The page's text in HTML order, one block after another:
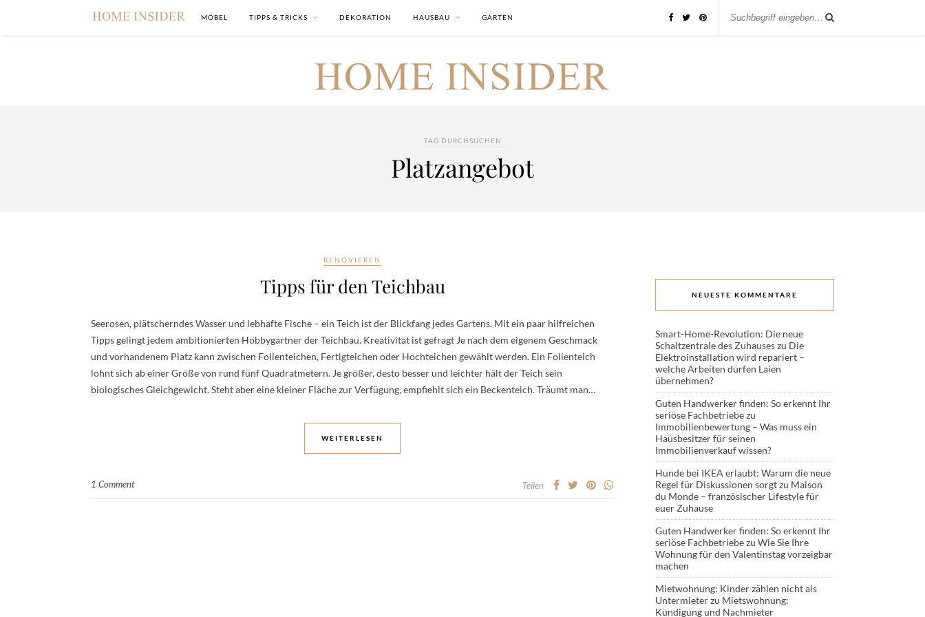
MÖBEL TIPPS & TRICKS DEKORATION HAUSBAU GARTEN
TAG DURCHSUCHEN
Platzangebot
RENOVIEREN
Tipps für den Teichbau
Seerosen, plätscherndes Wasser und lebhafte Fische – ein Teich ist der Blickfang jedes Gartens. Mit ein paar hilfreichen
Tipps gelingt jedem ambitionierten Hobbygärtner der Teichbau. Kreativität ist gefragt Je nach dem eigenem Geschmack
und vorhandenem Platz kann zwischen Folienteichen, Fertigteichen oder Hochteichen gewählt werden. Ein Folienteich
lohnt sich ab einer Größe von rund fünf Quadratmetern. Je größer, desto besser und leichter hält der Teich sein
biologisches Gleichgewicht. Steht aber eine kleiner Fläche zur Verfügung, empfiehlt sich ein Beckenteich. Träumt man…
WEITERLESEN
1 Comment Teilen
NEUESTE KOMMENTARE
Smart-Home-Revolution: Die neue
Schaltzentrale des Zuhauseszu Die
Elektroinstallation wird repariert –
welche Arbeiten dürfen Laien
übernehmen?
Guten Handwerker finden: So erkennt Ihr
seriöse Fachbetriebezu
Immobilienbewertung – Was muss ein
Hausbesitzer für seinen
Immobilienverkauf wissen?
Hunde bei IKEA erlaubt: Warum die neue
Regel für Diskussionen sorgtzu Maison
du Monde – französischer Lifestyle für
euer Zuhause
Guten Handwerker finden: So erkennt Ihr
seriöse Fachbetriebezu Wie Sie Ihre
Wohnung für den Valentinstag vorzeigbar
machen
Mietwohnung: Kinder zählen nicht als
Untermieterzu Mietswohnung:
Kündigung und Nachmieter